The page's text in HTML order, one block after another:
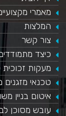
מאמרי
המלצות
צור קשר
כיצד
​מעקות זכוכית
טכנאי מזגנים
איטום בניין
עובש מסוכן